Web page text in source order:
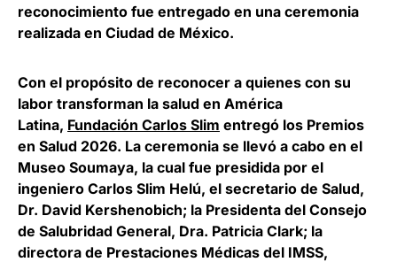
reconocimiento fue entregado en una ceremonia
realizada en Ciudad de México.
Con el propósito de reconocer a quienes con su
labor transforman la salud en América
Latina, Fundación Carlos Slim entregó los Premios
en Salud 2026. La ceremonia se llevó a cabo en el
Museo Soumaya, la cual fue presidida por el
ingeniero Carlos Slim Helú, el secretario de Salud,
Dr. David Kershenobich; la Presidenta del Consejo
de Salubridad General, Dra. Patricia Clark; la
directora de Prestaciones Médicas del IMSS,